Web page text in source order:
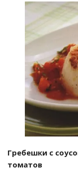
Гребешки с
томатов